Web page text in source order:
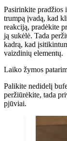
Pasirinkite pradžios
trumpą įvadą, kad
reakciją, pradėkite
ją sukėlė. Tada
kadrą, kad
vaizdinių elementų.
Laiko žymos
Palikite nedidelį
peržiūrėkite, tada
pjūviai.